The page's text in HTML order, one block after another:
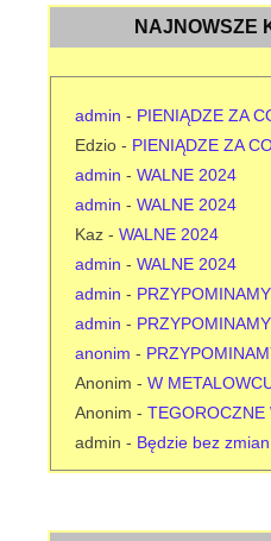
NAJNOWSZE
admin - PIENIĄDZE ZA
Edzio - PIENIĄDZE ZA
admin - WALNE 2024
admin - WALNE 2024
Kaz - WALNE 2024
admin - WALNE 2024
admin -
admin -
anonim -
Anonim - W
Anonim - TEGOROCZNE
admin - Będzie bez zmian